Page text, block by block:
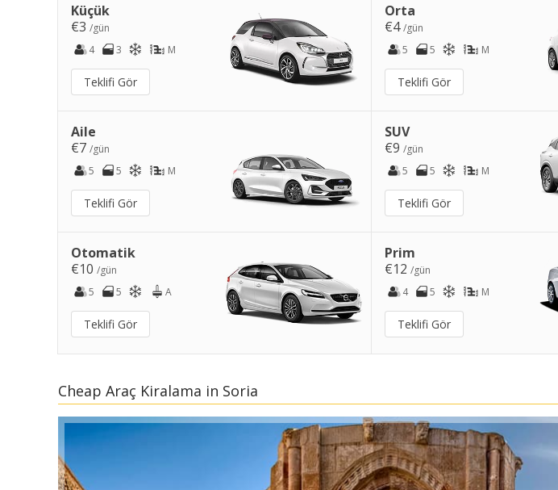
Küçük
€3 /gün
4
3 M
Teklifi Gör
Orta
€4/gün
5
5 M
Teklifi Gör
Aile
€7 /gün
5
5 M
Teklifi Gör
SUV
€9/gün
5
5 M
Teklifi Gör
Otomatik
€10 /gün
5
5 A
Teklifi Gör
Prim
€12/gün
4
5 M
Teklifi Gör
Cheap Araç Kiralama in Soria